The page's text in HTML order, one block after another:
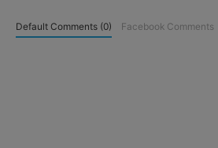
Default Comments (0) Facebook Comments